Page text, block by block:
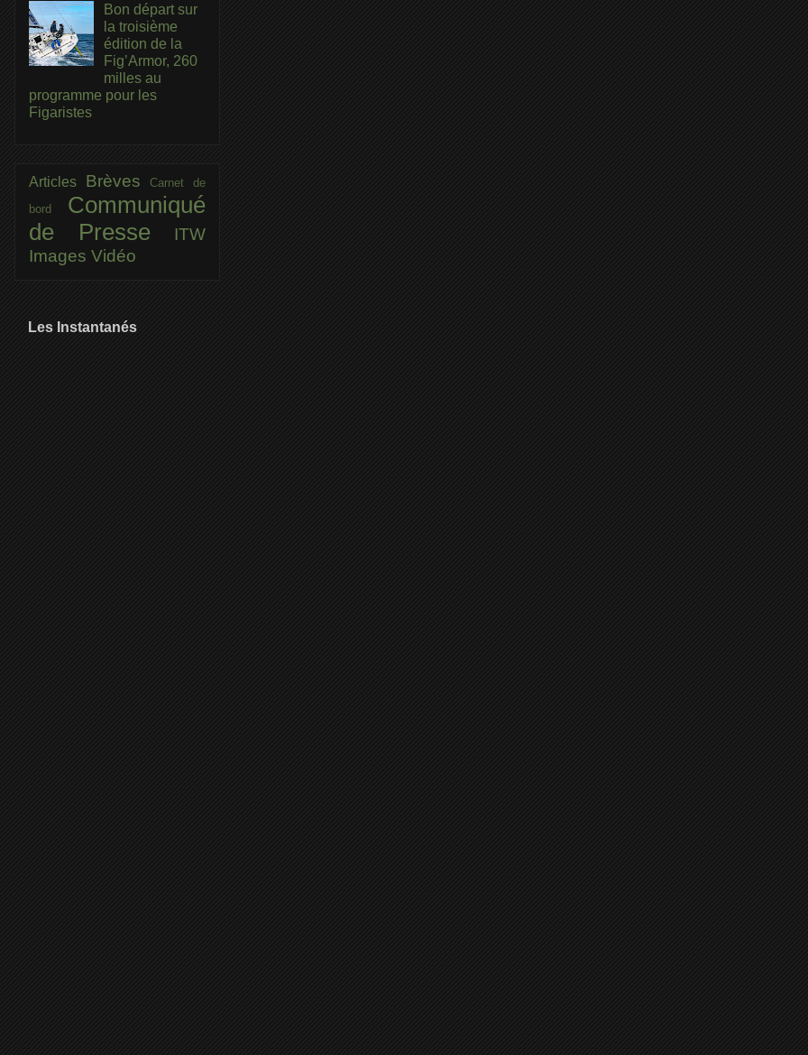
Bon départ sur
la troisième
édition de la
Fig’Armor, 260
milles au
programme pour les
Figaristes
Articles BrèvesCarnet de
bord Communiqué
de Presse
ITW
Images Vidéo
Les Instantanés